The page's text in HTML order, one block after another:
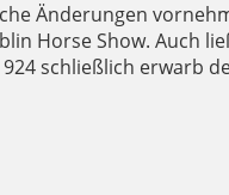
Änderungen
Horse Show. Auch
schließlich erwarb